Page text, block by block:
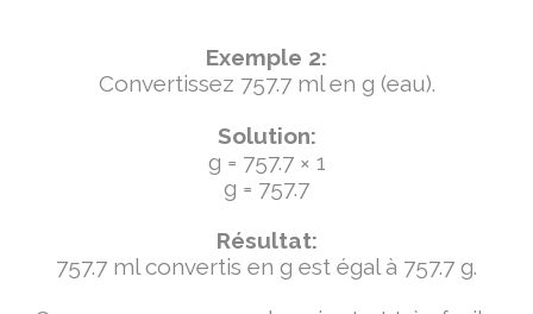
Exemple 2:
Convertissez 757.7 ml en g (eau).
Solution:
g = 757.7 × 1
g = 757.7
Résultat:
757.7 ml convertis en g est égal à 757.7 g.